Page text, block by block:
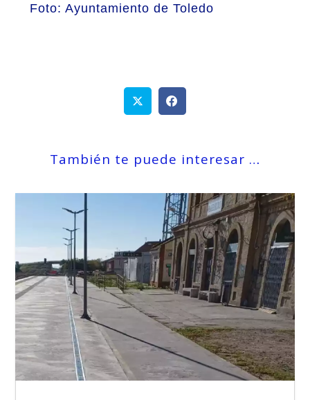
Foto: Ayuntamiento de Toledo
También te puede interesar …